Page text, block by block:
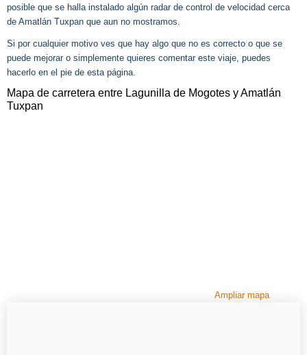
posible que se halla instalado algún radar de control de velocidad cerca
de Amatlán Tuxpan que aun no mostramos.
Si por cualquier motivo ves que hay algo que no es correcto o que se
puede mejorar o simplemente quieres comentar este viaje, puedes
hacerlo en el pie de esta página.
Mapa de carretera entre Lagunilla de Mogotes y Amatlán
Tuxpan
Ampliar mapa